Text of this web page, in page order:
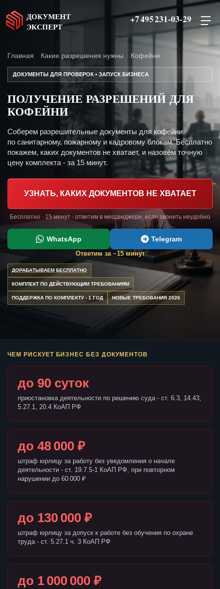
ДОКУМЕНТ
ЭКСПЕРТ
+7 495 231-03-29
Главная Какие разрешения нужны Кофейни
ДОКУМЕНТЫ ДЛЯ ПРОВЕРОК • ЗАПУСК БИЗНЕСА
ПОЛУЧЕНИЕ РАЗРЕШЕНИЙ ДЛЯ
КОФЕЙНИ
Соберем разрешительные документы для кофейни
по санитарному, пожарному и кадровому блокам. Бесплатно
покажем, каких документов не хватает, и назовём точную
цену комплекта - за 15 минут.
УЗНАТЬ, КАКИХ ДОКУМЕНТОВ НЕ ХВАТАЕТ
Бесплатно · 15 минут · ответим в мессенджере, если звонить неудобно
WhatsApp Telegram
Ответим за ~15 минут
ДОРАБАТЫВАЕМ БЕСПЛАТНО
КОМПЛЕКТ ПО ДЕЙСТВУЮЩИМ ТРЕБОВАНИЯМ
ПОДДЕРЖКА ПО КОМПЛЕКТУ - 1 ГОД НОВЫЕ ТРЕБОВАНИЯ 2026
ЧЕМ РИСКУЕТ БИЗНЕС БЕЗ ДОКУМЕНТОВ
до 90 суток
приостановка деятельности по решению суда - ст. 6.3, 14.43,
5.27.1, 20.4 КоАП РФ
до 48 000 ₽
штраф юрлицу за работу без уведомления о начале
деятельности - ст. 19.7.5-1 КоАП РФ, при повторном
нарушении до 60 000 ₽
до 130 000 ₽
штраф юрлицу за допуск к работе без обучения по охране
труда - ст. 5.27.1 ч. 3 КоАП РФ
до 1 000 000 ₽